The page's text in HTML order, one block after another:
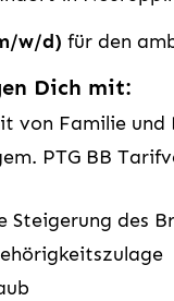
w/d) für den
Dich mit:
von Familie und
PTG BB
Steigerung des